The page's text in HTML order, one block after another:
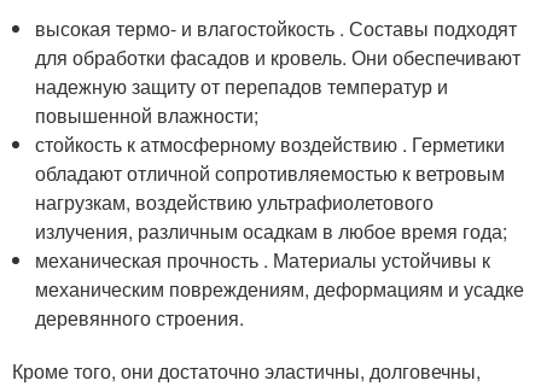
высокая термо- и влагостойкость . Составы подходят
для обработки фасадов и кровель. Они обеспечивают
надежную защиту от перепадов температур и
повышенной влажности;
стойкость к атмосферному воздействию . Герметики
обладают отличной сопротивляемостью к ветровым
нагрузкам, воздействию ультрафиолетового
излучения, различным осадкам в любое время года;
механическая прочность . Материалы устойчивы к
механическим повреждениям, деформациям и усадке
деревянного строения.
Кроме того, они достаточно эластичны, долговечны,